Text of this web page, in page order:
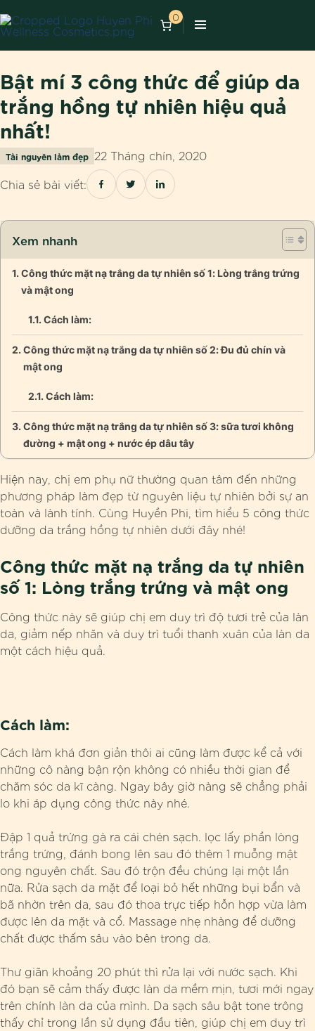
0
Bật mí 3 công thức để giúp da
trắng hồng tự nhiên hiệu quả
nhất!
Tài nguyên làm đẹp 22 Tháng chín, 2020
Chia sẻ bài viết:
Xem nhanh
Công thức mặt nạ trắng da tự nhiên số 1: Lòng trắng trứng
và mật ong
Cách làm:
Công thức mặt nạ trắng da tự nhiên số 2: Đu đủ chín và
mật ong
Cách làm:
Công thức mặt nạ trắng da tự nhiên số 3: sữa tươi không
đường + mật ong + nước ép dâu tây
Hiện nay, chị em phụ nữ thường quan tâm đến những
phương pháp làm đẹp từ nguyên liệu tự nhiên bởi sự an
toàn và lành tính. Cùng Huyền Phi, tìm hiểu 5 công thức
dưỡng da trắng hồng tự nhiên dưới đây nhé!
Công thức mặt nạ trắng da tự nhiên
số 1: Lòng trắng trứng và mật ong
Công thức này sẽ giúp chị em duy trì độ tươi trẻ của làn
da, giảm nếp nhăn và duy trì tuổi thanh xuân của làn da
một cách hiệu quả.
Cách làm:
Cách làm khá đơn giản thôi ai cũng làm được kể cả với
những cô nàng bận rộn không có nhiều thời gian để
chăm sóc da kĩ càng. Ngay bây giờ nàng sẽ chẳng phải
lo khi áp dụng công thức này nhé.
Đập 1 quả trứng gà ra cái chén sạch. lọc lấy phần lòng
trắng trứng, đánh bong lên sau đó thêm 1 muỗng mật
ong nguyên chất. Sau đó trộn đều chúng lại một lần
nữa. Rửa sạch da mặt để loại bỏ hết những bụi bẩn và
bã nhờn trên da, sau đó thoa trực tiếp hỗn hợp vừa làm
được lên da mặt và cổ. Massage nhẹ nhàng để dưỡng
chất được thấm sâu vào bên trong da.
Thư giãn khoảng 20 phút thì rửa lại với nước sạch. Khi
đó bạn sẽ cảm thấy được làn da mềm mịn, tươi mới ngay
trên chính làn da của mình. Da sạch sâu bật tone trông
thấy chỉ trong lần sử dụng đầu tiên, giúp chị em duy trì